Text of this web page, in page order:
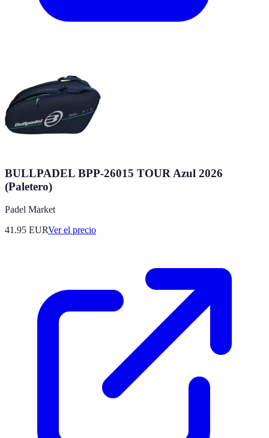
BULLPADEL BPP-26015 TOUR Azul 2026
(Paletero)
Padel Market
41.95 EURVer el precio